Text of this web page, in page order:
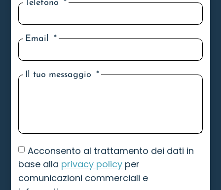
Telefono
Email
Il tuo messaggio
Acconsento al trattamento dei dati in
base alla privacy policy per
comunicazioni commerciali e